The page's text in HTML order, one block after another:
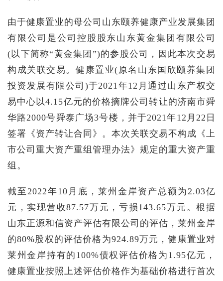
由于健康置业的母公司山东颐养健康产业发展集团
有限公司是公司控股股东山东黄金集团有限公司
(以下简称“黄金集团”)的参股公司，因此本次交易
构成关联交易。健康置业(原名山东国欣颐养集团
投资发展有限公司)于2021年12月通过山东产权交
易中心以4.15亿元的价格摘牌公司转让的济南市舜
华路2000号舜泰广场3号楼，并于2021年12月22日
签署《资产转让合同》。本次关联交易不构成《上
市公司重大资产重组管理办法》规定的重大资产重
组。
截至2022年10月底，莱州金岸资产总额为2.03亿
元，实现营收87.57万元，亏损143.65万元。根据
山东正源和信资产评估有限公司的评估，莱州金岸
的80%股权的评估价格为924.89万元，健康置业对
莱州金岸持有的100%债权评估价格为1.95亿元，
健康置业按照上述评估价格作为基础价格进行首次